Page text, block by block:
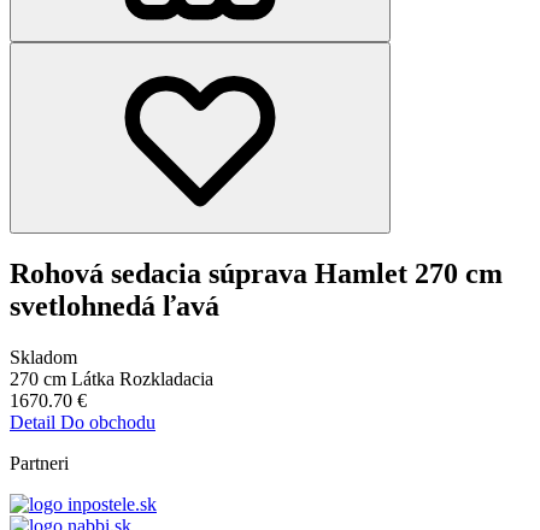
Rohová sedacia súprava Hamlet 270 cm
svetlohnedá ľavá
Skladom
270 cm Látka Rozkladacia
1670.70 €
Detail Do obchodu
Partneri